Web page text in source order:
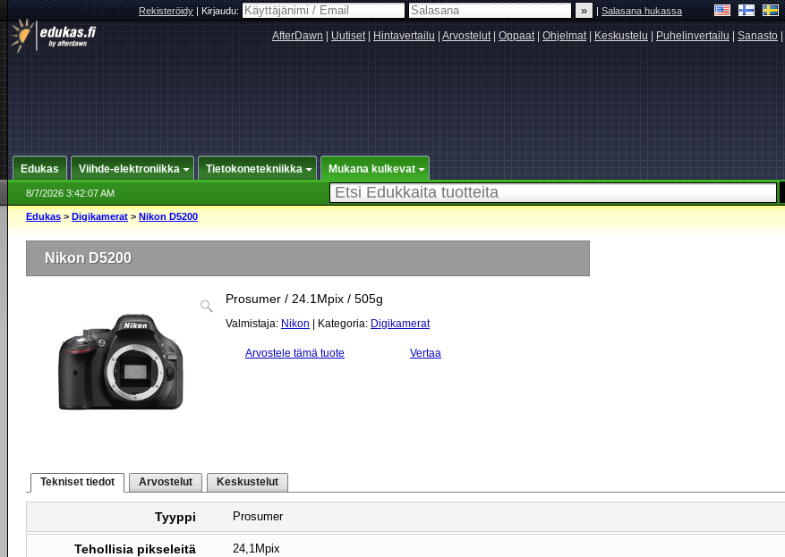
Rekisteröidy|Kirjaudu: |Salasana hukassa
AfterDawn Uutiset| Hintavertailu Arvostelut| Oppaat| Ohjelmat| Keskustelu Puhelinvertailu Sanasto
Edukas Viihde-elektroniikka Tietokonetekniikka Mukana kulkevat
8/7/2026 3:42:07 AM
Edukas > Digikamerat > Nikon D5200
Nikon D5200
Prosumer / 24.1Mpix / 505g
Valmistaja: Nikon | Kategoria: Digikamerat
Arvostele tämä tuote Vertaa
Tekniset tiedot Arvostelut Keskustelut
Tyyppi Prosumer
Tehollisia pikseleitä 24,1Mpix